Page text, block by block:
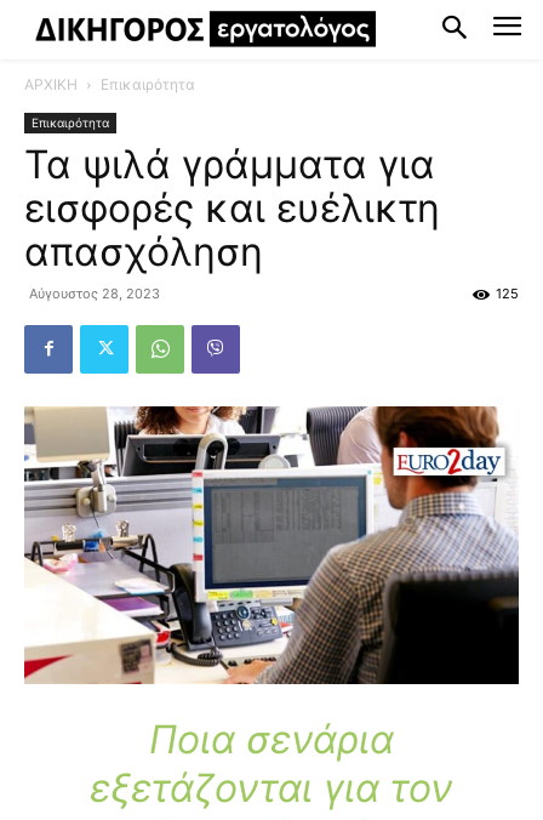
ΑΡΧΙΚΗ Επικαιρότητα
Επικαιρότητα
Τα ψιλά γράμματα για
εισφορές και ευέλικτη
απασχόληση
Αύγουστος 28, 2023 125
Ποια σενάρια
εξετάζονται για τον